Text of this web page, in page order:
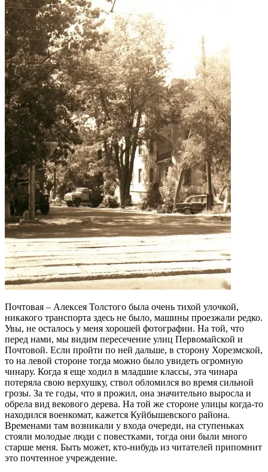
Почтовая – Алексея Толстого была очень тихой улочкой,
никакого транспорта здесь не было, машины проезжали редко.
Увы, не осталось у меня хорошей фотографии. На той, что
перед нами, мы видим пересечение улиц Первомайской и
Почтовой. Если пройти по ней дальше, в сторону Хорезмской,
то на левой стороне тогда можно было увидеть огромную
чинару. Когда я еще ходил в младшие классы, эта чинара
потеряла свою верхушку, ствол обломился во время сильной
грозы. За те годы, что я прожил, она значительно выросла и
обрела вид векового дерева. На той же стороне улицы когда-то
находился военкомат, кажется Куйбышевского района.
Временами там возникали у входа очереди, на ступеньках
стояли молодые люди с повестками, тогда они были много
старше меня. Быть может, кто-нибудь из читателей припомнит
это почтенное учреждение.